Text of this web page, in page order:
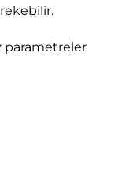
parametreler